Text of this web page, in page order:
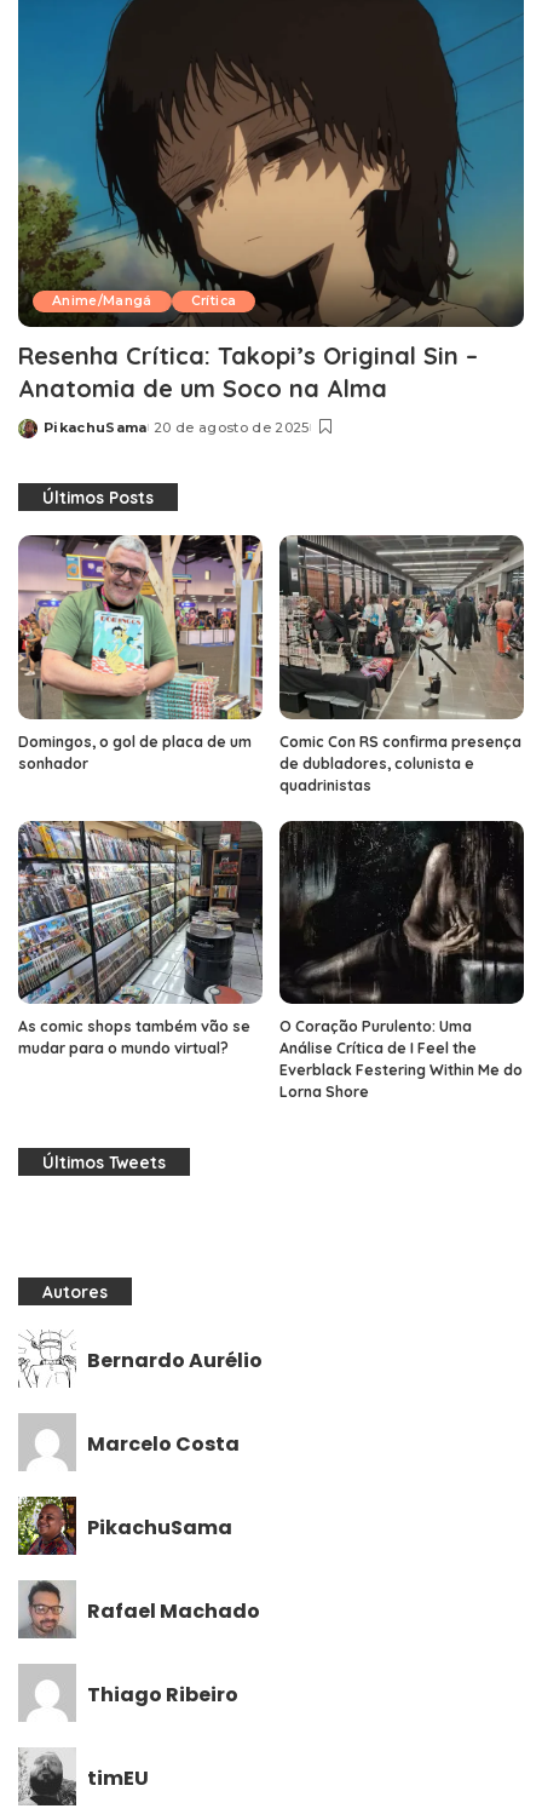
Anime/Mangá Crítica
Resenha Crítica: Takopi’s Original Sin –
Anatomia de um Soco na Alma
Posted
PikachuSama 20 de agosto de 2025
Últimos Posts
Domingos, o gol de placa de um
sonhador
Comic Con RS confirma presença
de dubladores, colunista e
quadrinistas
As comic shops também vão se
mudar para o mundo virtual?
O Coração Purulento: Uma
Análise Crítica de I Feel the
Everblack Festering Within Me do
Lorna Shore
Últimos Tweets
Autores
Bernardo Aurélio
Marcelo Costa
PikachuSama
Rafael Machado
Thiago Ribeiro
timEU